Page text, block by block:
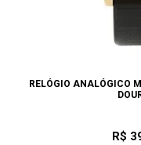
RELÓGIO ANALÓGICO
R$